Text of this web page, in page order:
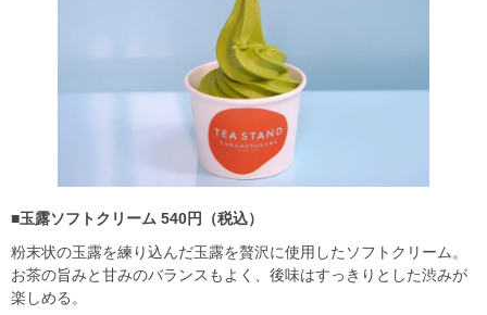
■玉露ソフトクリーム 540円（税込）
粉末状の玉露を練り込んだ玉露を贅沢に使用したソフトクリーム。
お茶の旨みと甘みのバランスもよく、後味はすっきりとした渋みが
楽しめる。